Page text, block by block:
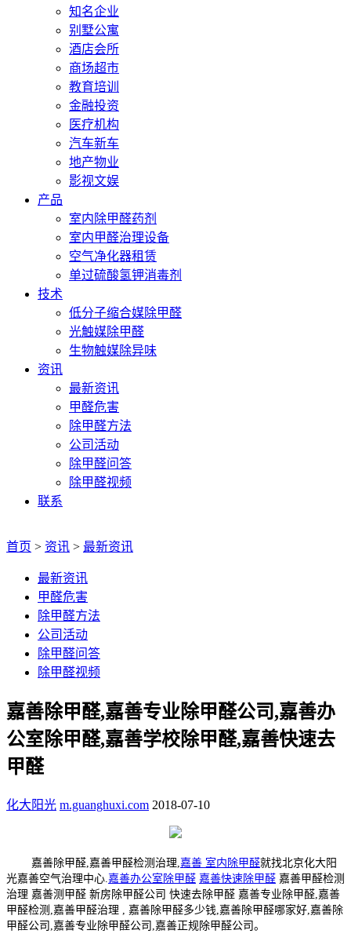
知名企业
别墅公寓
酒店会所
商场超市
教育培训
金融投资
医疗机构
汽车新车
地产物业
影视文娱
产品
室内除甲醛药剂
室内甲醛治理设备
空气净化器租赁
单过硫酸氢钾消毒剂
技术
低分子缩合媒除甲醛
光触媒除甲醛
生物触媒除异味
资讯
最新资讯
甲醛危害
除甲醛方法
公司活动
除甲醛问答
除甲醛视频
联系
首页 > 资讯 > 最新资讯
最新资讯
甲醛危害
除甲醛方法
公司活动
除甲醛问答
除甲醛视频
嘉善除甲醛,嘉善专业除甲醛公司,嘉善办
公室除甲醛,嘉善学校除甲醛,嘉善快速去
甲醛
化大阳光 m.guanghuxi.com 2018-07-10
嘉善除甲醛,嘉善甲醛检测治理, 嘉善 室内除甲醛就找北京化大阳
光嘉善空气治理中心. 嘉善办公室除甲醛 嘉善快速除甲醛 嘉善甲醛检测
治理 嘉善测甲醛 新房除甲醛公司 快速去除甲醛 嘉善专业除甲醛,嘉善
甲醛检测,嘉善甲醛治理 , 嘉善除甲醛多少钱,嘉善除甲醛哪家好,嘉善除
甲醛公司,嘉善专业除甲醛公司,嘉善正规除甲醛公司。